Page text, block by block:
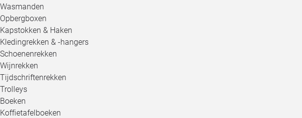
Wasmanden
Opbergboxen
Kapstokken & Haken
Kledingrekken & -hangers
Schoenenrekken
Wijnrekken
Tijdschriftenrekken
Trolleys
Boeken
Koffietafelboeken